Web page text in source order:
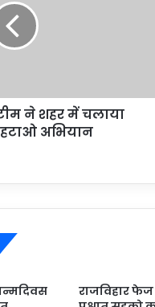
ने शहर में चलाया
अभियान
राजविहार फेज